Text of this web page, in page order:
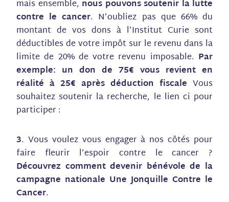
mais ensemble, nous pouvons soutenir la lutte
contre le cancer. N’oubliez pas que 66% du
montant de vos dons à l’Institut Curie sont
déductibles de votre impôt sur le revenu dans la
limite de 20% de votre revenu imposable. Par
exemple: un don de 75€ vous revient en
réalité à 25€ après déduction fiscale Vous
souhaitez soutenir la recherche, le lien ci pour
participer :
3. Vous voulez vous engager à nos côtés pour
faire fleurir l’espoir contre le cancer ?
Découvrez comment devenir bénévole de la
campagne nationale Une Jonquille Contre le
Cancer.